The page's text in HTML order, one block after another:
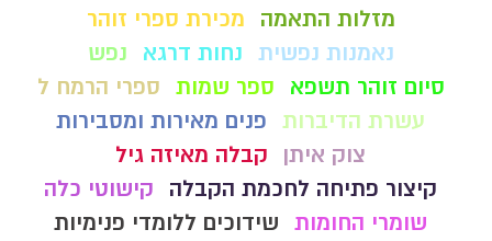
מזלות התאמה
מכירת ספרי זוהר
נאמנות נפשית נחות דרגא
נפש
סיום זוהר תשפא
ספר שמות ספרי הרמח ל
עשרת הדיברות פנים מאירות ומסבירות
צוק איתן
קבלה מאיזה גיל
קיצור פתיחה לחכמת הקבלה
קישוטי כלה
שומרי החומות שידוכים ללומדי פנימיות